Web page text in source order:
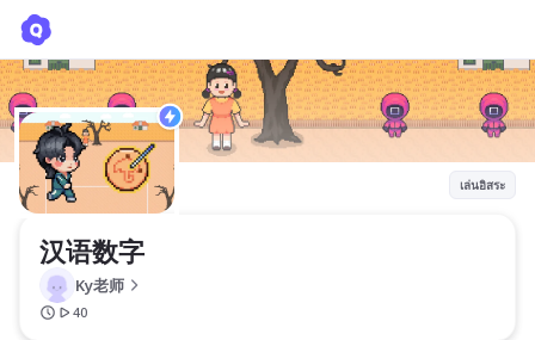
เล่นอิสระ
汉语数字
Ky老师
40